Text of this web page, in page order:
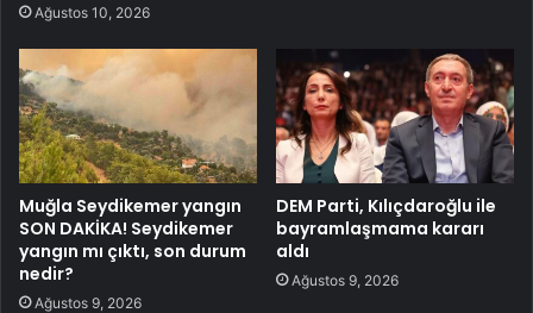
Ağustos 10, 2026
Muğla Seydikemer yangın
SON DAKİKA! Seydikemer
yangın mı çıktı, son durum
nedir?
Ağustos 9, 2026
DEM Parti, Kılıçdaroğlu ile
bayramlaşmama kararı
aldı
Ağustos 9, 2026